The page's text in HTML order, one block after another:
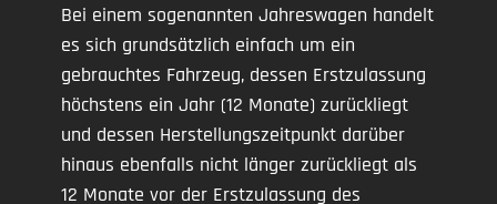
Bei einem sogenannten Jahreswagen handelt
es sich grundsätzlich einfach um ein
gebrauchtes Fahrzeug, dessen Erstzulassung
höchstens ein Jahr (12 Monate) zurückliegt
und dessen Herstellungszeitpunkt darüber
hinaus ebenfalls nicht länger zurückliegt als
12 Monate vor der Erstzulassung des